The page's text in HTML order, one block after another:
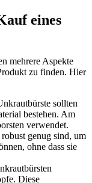
eines
mehrere Aspekte
zu finden. Hier
sollten
bestehen. Am
verwendet.
genug sind, um
ohne dass sie
Diese